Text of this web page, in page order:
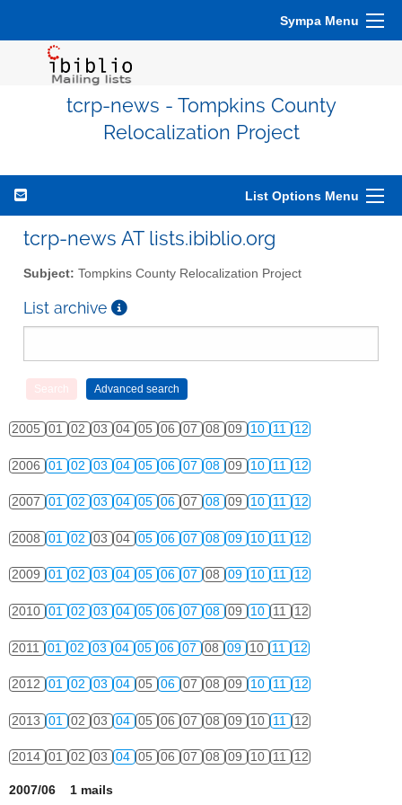
Sympa Menu
tcrp-news - Tompkins County
Relocalization Project
List Options Menu
tcrp-news AT lists.ibiblio.org
Subject: Tompkins County Relocalization Project
List archive
2005 01 02 03 04 05 06 07 08 09 10 11 12
2006 01 02 03 04 05 06 07 08 09 10 11 12
2007 01 02 03 04 05 06 07 08 09 10 11 12
2008 01 02 03 04 05 06 07 08 09 10 11 12
2009 01 02 03 04 05 06 07 08 09 10 11 12
2010 01 02 03 04 05 06 07 08 09 10 11 12
2011 01 02 03 04 05 06 07 08 09 10 11 12
2012 01 02 03 04 05 06 07 08 09 10 11 12
2013 01 02 03 04 05 06 07 08 09 10 11 12
2014 01 02 03 04 05 06 07 08 09 10 11 12
2007/06 1 mails